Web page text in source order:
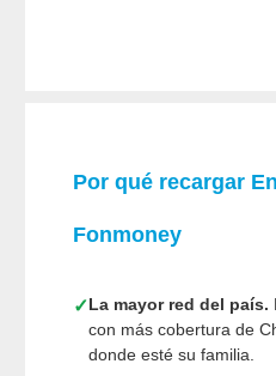
Por qué recargar
Fonmoney
✓La mayor red del país.
con más cobertura de
donde esté su familia.